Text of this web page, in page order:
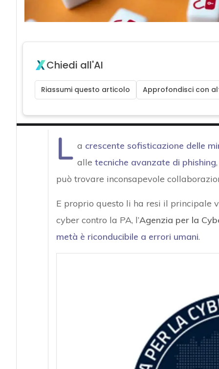
Chiedi all'AI
Riassumi questo articolo Approfondisci con
L a crescente sofisticazione delle
alle tecniche avanzate di phishing
può trovare inconsapevole
E proprio questo li ha resi il principale
cyber contro la PA, l’Agenzia per la
metà è riconducibile a errori umani.